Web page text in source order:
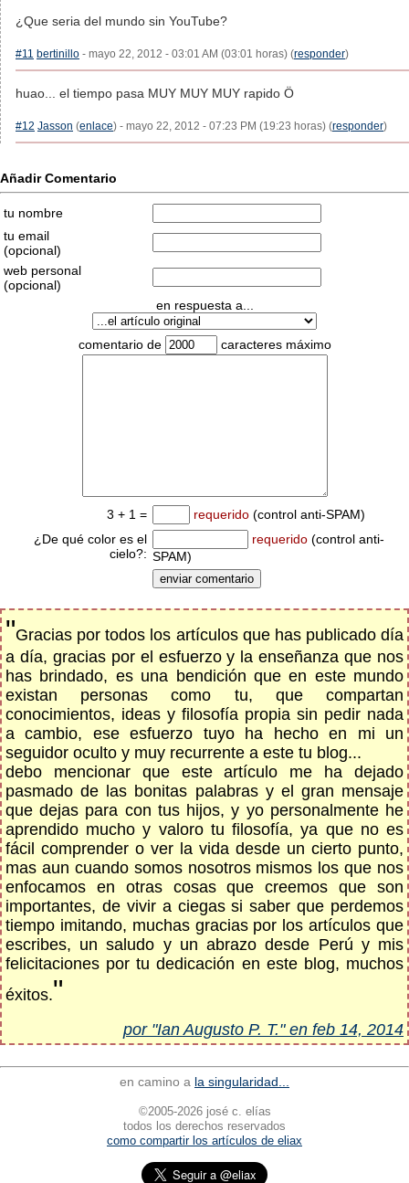
¿Que seria del mundo sin YouTube?
#11 bertinillo - mayo 22, 2012 - 03:01 AM (03:01 horas) (responder)
huao... el tiempo pasa MUY MUY MUY rapido Ö
#12 Jasson (enlace) - mayo 22, 2012 - 07:23 PM (19:23 horas) (responder)
Añadir Comentario
tu nombre
tu email
(opcional)
web personal
(opcional)
en respuesta a...
comentario de caracteres máximo
3 + 1 = requerido (control anti-SPAM)
¿De qué color es el
cielo?:
requerido (control anti-
SPAM)
"Gracias por todos los artículos que has publicado día
a día, gracias por el esfuerzo y la enseñanza que nos
has brindado, es una bendición que en este mundo
existan personas como tu, que compartan
conocimientos, ideas y filosofía propia sin pedir nada
a cambio, ese esfuerzo tuyo ha hecho en mi un
seguidor oculto y muy recurrente a este tu blog...
debo mencionar que este artículo me ha dejado
pasmado de las bonitas palabras y el gran mensaje
que dejas para con tus hijos, y yo personalmente he
aprendido mucho y valoro tu filosofía, ya que no es
fácil comprender o ver la vida desde un cierto punto,
mas aun cuando somos nosotros mismos los que nos
enfocamos en otras cosas que creemos que son
importantes, de vivir a ciegas si saber que perdemos
tiempo imitando, muchas gracias por los artículos que
escribes, un saludo y un abrazo desde Perú y mis
felicitaciones por tu dedicación en este blog, muchos
éxitos."
por "Ian Augusto P. T." en feb 14, 2014
en camino a la singularidad...
©2005-2026 josé c. elías
todos los derechos reservados
como compartir los artículos de eliax